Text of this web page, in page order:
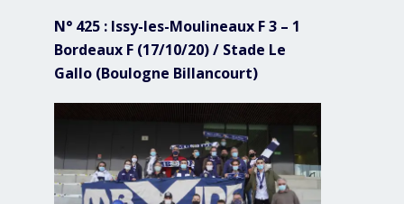
N° 425 : Issy-les-Moulineaux F 3 – 1
Bordeaux F (17/10/20) / Stade Le
Gallo (Boulogne Billancourt)